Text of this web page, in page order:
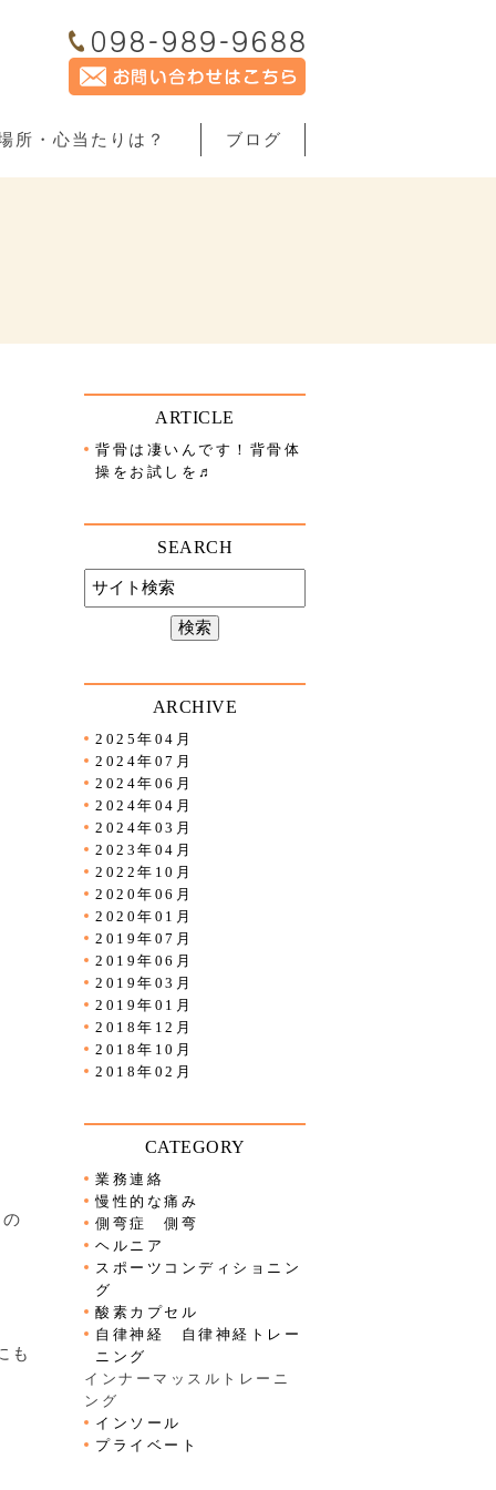
所・心当たりは？ ブログ
も
ARTICLE
背骨は凄いんです！背骨体
操をお試しを♬
SEARCH
ARCHIVE
2025年04月
2024年07月
2024年06月
2024年04月
2024年03月
2023年04月
2022年10月
2020年06月
2020年01月
2019年07月
2019年06月
2019年03月
2019年01月
2018年12月
2018年10月
2018年02月
CATEGORY
業務連絡
慢性的な痛み
側弯症 側弯
ヘルニア
スポーツコンディショニン
グ
酸素カプセル
自律神経 自律神経トレー
ニング
インナーマッスルトレーニ
ング
インソール
プライベート